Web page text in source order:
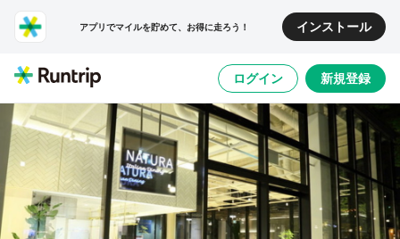
アプリでマイルを貯めて、お得に走ろう！ インストール
ログイン 新規登録